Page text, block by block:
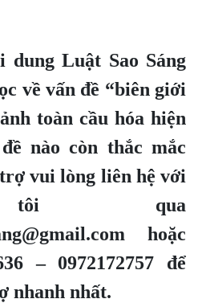
Luật Sao Sáng
về vấn đề “biên giới
toàn cầu hóa hiện
nào còn thắc mắc
vui lòng liên hệ với
tôi qua
hoặc
– 0972172757 để
nhanh nhất.